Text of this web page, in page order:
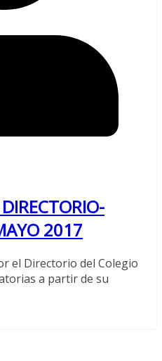
2017
el Directorio del Colegio
a partir de su